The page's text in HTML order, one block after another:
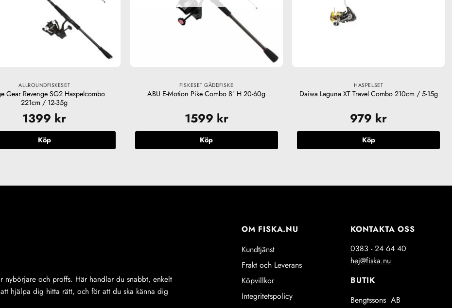
ALLROUNDFISKESET
Gear Revenge SG2 Haspelcombo
221cm / 12-35g
1399 kr
Köp
FISKESET GÄDDFISKE
ABU E-Motion Pike Combo 8´ H 20-60g
1599 kr
Köp
HASPELSET
Daiwa Laguna XT Travel Combo 210cm / 5-15g
979 kr
Köp
nybörjare och proffs. Här handlar du snabbt, enkelt
hjälpa dig hitta rätt, och för att du ska känna dig
OM FISKA.NU
Kundtjänst
Frakt och Leverans
Köpvillkor
Integritetspolicy
KONTAKTA OSS
0383 - 24 64 40
hej@fiska.nu
BUTIK
Bengtssons AB